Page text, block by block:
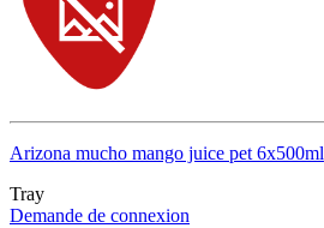
Arizona mucho mango juice pet 6x500ml
Tray
Demande de connexion